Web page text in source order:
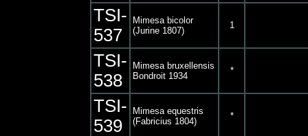
TSI-
537
Mimesa bicolor
(Jurine 1807)
1
TSI-
538
Mimesa bruxellensis
Bondroit 1934
*
TSI-
539
Mimesa equestris
(Fabricius 1804)
*